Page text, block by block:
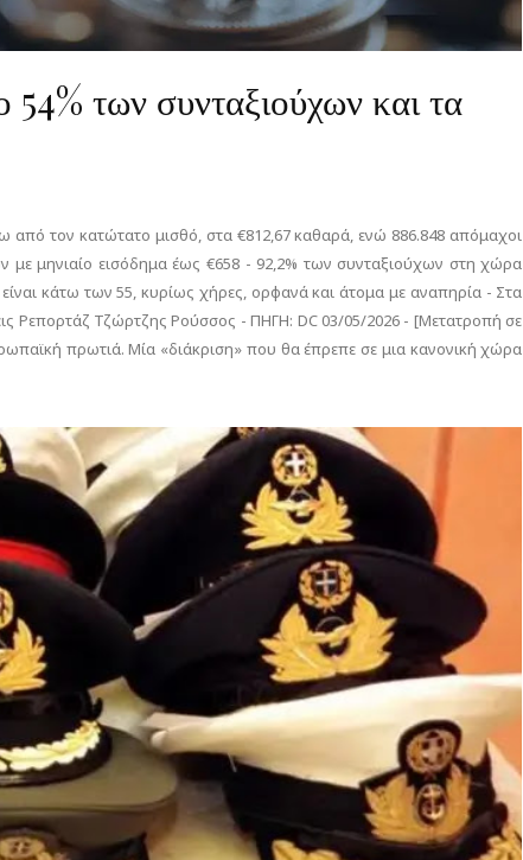
54% των συνταξιούχων και τα
από τον κατώτατο μισθό, στα €812,67 καθαρά, ενώ 886.848 απόμαχοι
με μηνιαίο εισόδημα έως €658 - 92,2% των συνταξιούχων στη χώρα
κάτω των 55, κυρίως χήρες, ορφανά και άτομα με αναπηρία - Στα
Ρεπορτάζ Τζώρτζης Ρούσσος - ΠΗΓΗ: DC 03/05/2026 - [Μετατροπή σε
πρωτιά. Μία «διάκριση» που θα έπρεπε σε μια κανονική χώρα